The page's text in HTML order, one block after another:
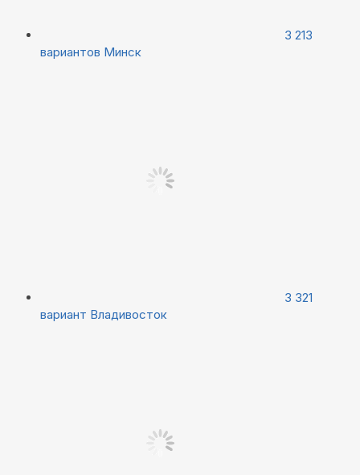
3 213
вариантов Минск
3 321
вариант Владивосток